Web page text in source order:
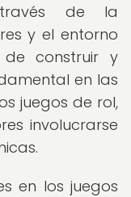
de la
y el entorno
construir y
en las
juegos de rol,
involucrarse
en los juegos